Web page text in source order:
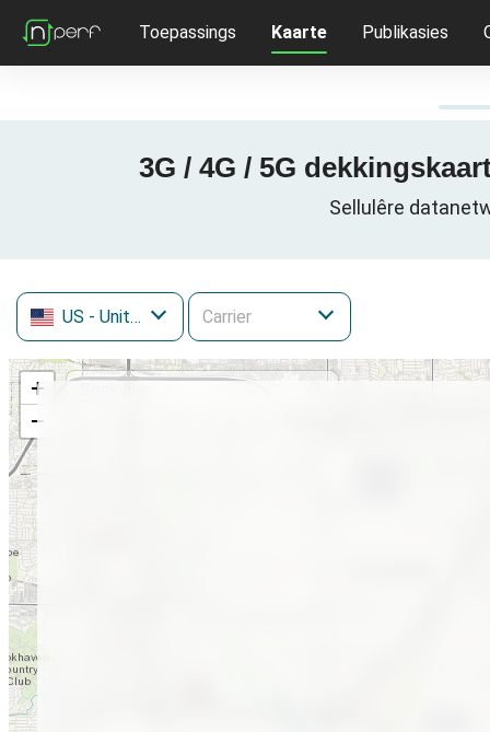
Toepassings Kaarte Publikasies
3G / 4G / 5G
Sellulêre
US - United States
+
−